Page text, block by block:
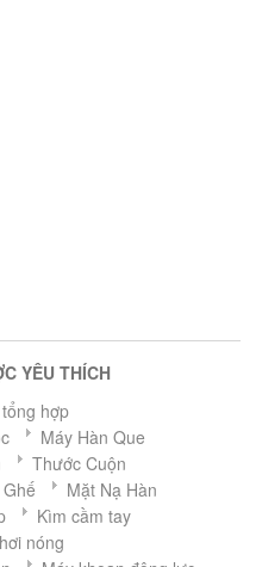
YÊU THÍCH
hợp
Máy Hàn Que
Thước Cuộn
Mặt Nạ Hàn
Kìm cầm tay
nóng